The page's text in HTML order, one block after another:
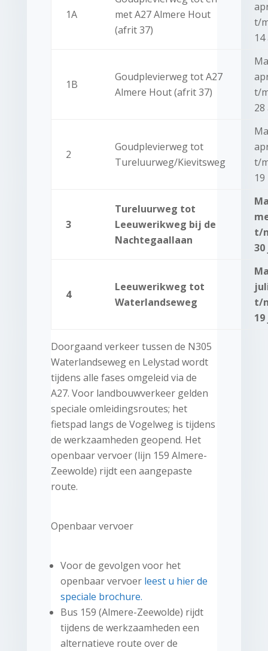
1A
met A27 Almere Hout
(afrit 37)
t/
1B
Goudplevierweg tot A27
Almere Hout (afrit 37)
t/
2
Goudplevierweg tot
Tureluurweg/Kievitsweg
t/
3
Tureluurweg tot
Leeuwerikweg bij de
Nachtegaallaan
t/
4
Leeuwerikweg tot
Waterlandseweg
t/
Doorgaand verkeer tussen de N305
Waterlandseweg en Lelystad wordt
tijdens alle fases omgeleid via de
A27. Voor landbouwverkeer gelden
speciale omleidingsroutes; het
fietspad langs de Vogelweg is tijdens
de werkzaamheden geopend. Het
openbaar vervoer (lijn 159 Almere-
Zeewolde) rijdt een aangepaste
route.
Openbaar vervoer
Voor de gevolgen voor het
openbaar vervoer leest u hier de
speciale brochure.
Bus 159 (Almere-Zeewolde) rijdt
tijdens de werkzaamheden een
alternatieve route over de